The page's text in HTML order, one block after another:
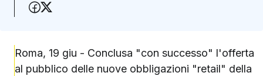
Condividi su Facebook
Roma, 19 giu - Conclusa "con successo" l'offerta
al pubblico delle nuove obbligazioni "retail" della